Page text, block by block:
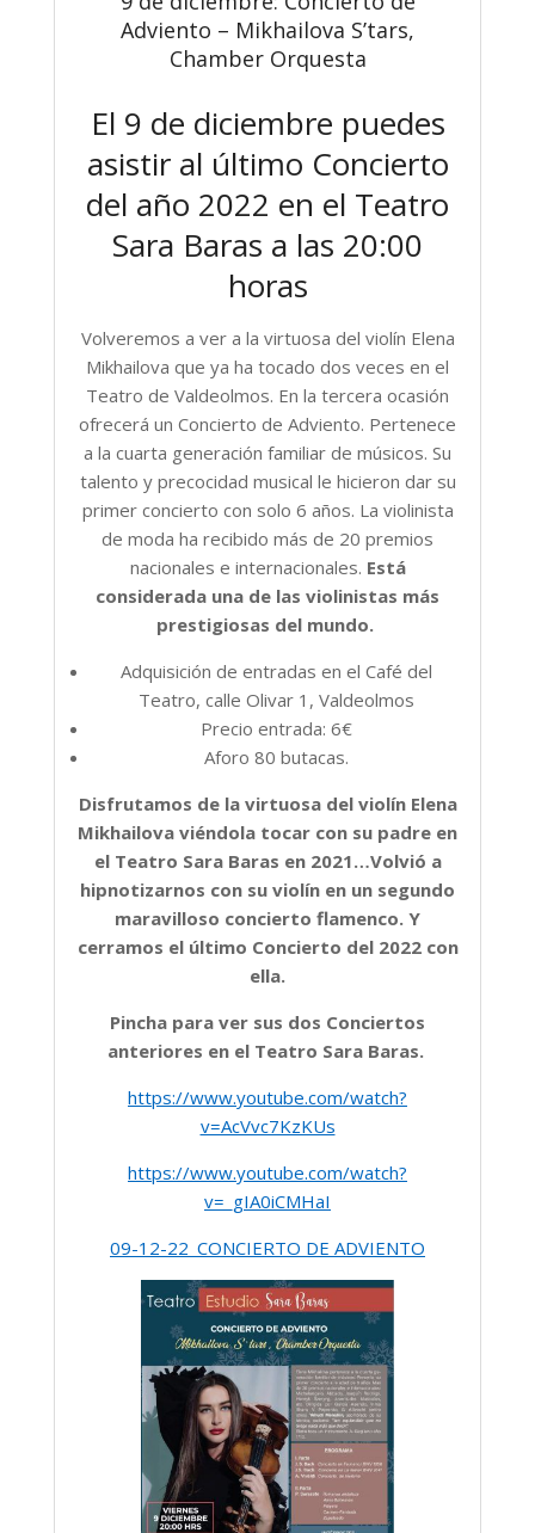
Adviento – Mikhailova S’tars,
Chamber Orquesta
El 9 de diciembre puedes
asistir al último Concierto
del año 2022 en el Teatro
Sara Baras a las 20:00
horas
Volveremos a ver a la virtuosa del violín Elena
Mikhailova que ya ha tocado dos veces en el
Teatro de Valdeolmos. En la tercera ocasión
ofrecerá un Concierto de Adviento. Pertenece
a la cuarta generación familiar de músicos. Su
talento y precocidad musical le hicieron dar su
primer concierto con solo 6 años. La violinista
de moda ha recibido más de 20 premios
nacionales e internacionales. Está
considerada una de las violinistas más
prestigiosas del mundo.
Adquisición de entradas en el Café del
Teatro, calle Olivar 1, Valdeolmos
Precio entrada: 6€
Aforo 80 butacas.
Disfrutamos de la virtuosa del violín Elena
Mikhailova viéndola tocar con su padre en
el Teatro Sara Baras en 2021…Volvió a
hipnotizarnos con su violín en un segundo
maravilloso concierto flamenco. Y
cerramos el último Concierto del 2022 con
ella.
Pincha para ver sus dos Conciertos
anteriores en el Teatro Sara Baras.
https://www.youtube.com/watch?
v=AcVvc7KzKUs
https://www.youtube.com/watch?
v=_gIA0iCMHaI
09-12-22_CONCIERTO DE ADVIENTO